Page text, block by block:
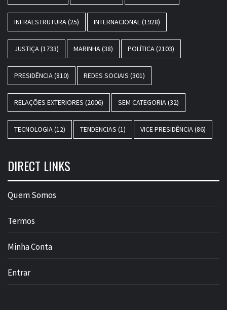
INFRAESTRUTURA(25) INTERNACIONAL(1928)
JUSTIÇA(1733) MARINHA(38) POLÍTICA(2103)
PRESIDÊNCIA(810) REDES SOCIAIS (301)
RELAÇÕES EXTERIORES (2006) SEM CATEGORIA(32)
TECNOLOGIA(12) TENDENCIAS (1) VICE PRESIDÊNCIA(86)
DIRECT LINKS
Quem Somos
Termos
Minha Conta
Entrar